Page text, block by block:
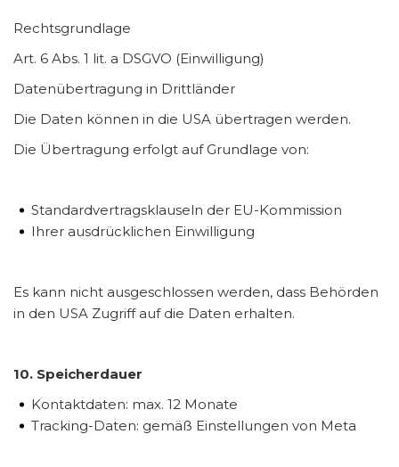
Rechtsgrundlage
Art. 6 Abs. 1 lit. a DSGVO (Einwilligung)
Datenübertragung in Drittländer
Die Daten können in die USA übertragen werden.
Die Übertragung erfolgt auf Grundlage von:
Standardvertragsklauseln der EU-Kommission
Ihrer ausdrücklichen Einwilligung
Es kann nicht ausgeschlossen werden, dass Behörden
in den USA Zugriff auf die Daten erhalten.
10. Speicherdauer
Kontaktdaten: max. 12 Monate
Tracking-Daten: gemäß Einstellungen von Meta